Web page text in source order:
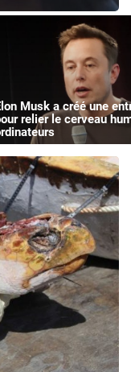
Musk a créé une
relier le cerveau